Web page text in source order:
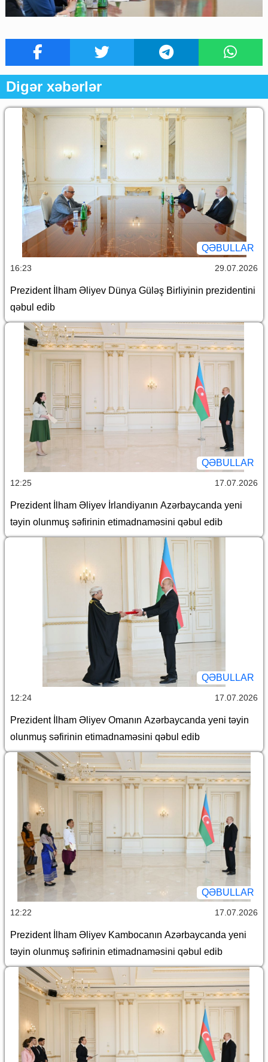
Digər xəbərlər
QƏBULLAR
16:23 29.07.2026
Prezident İlham Əliyev Dünya Güləş Birliyinin prezidentini
qəbul edib
QƏBULLAR
12:25 17.07.2026
Prezident İlham Əliyev İrlandiyanın Azərbaycanda yeni
təyin olunmuş səfirinin etimadnaməsini qəbul edib
QƏBULLAR
12:24 17.07.2026
Prezident İlham Əliyev Omanın Azərbaycanda yeni təyin
olunmuş səfirinin etimadnaməsini qəbul edib
QƏBULLAR
12:22 17.07.2026
Prezident İlham Əliyev Kambocanın Azərbaycanda yeni
təyin olunmuş səfirinin etimadnaməsini qəbul edib